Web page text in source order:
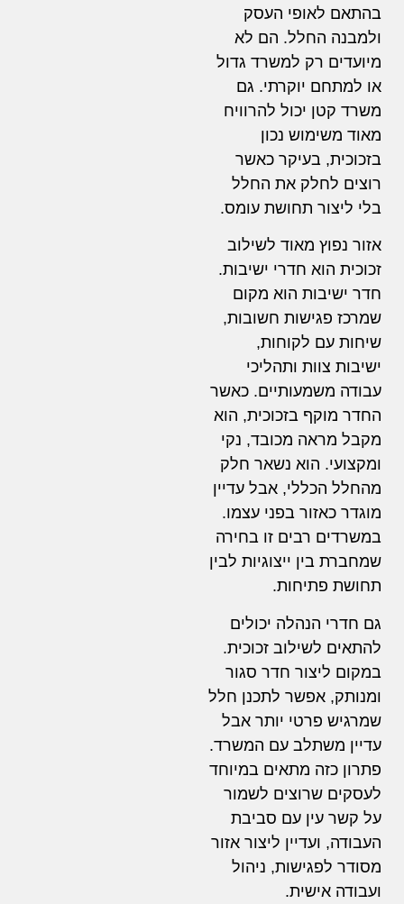
בהתאם לאופי העסק
ולמבנה החלל. הם לא
מיועדים רק למשרד גדול
או למתחם יוקרתי. גם
משרד קטן יכול להרוויח
מאוד משימוש נכון
בזכוכית, בעיקר כאשר
רוצים לחלק את החלל
בלי ליצור תחושת עומס.
אזור נפוץ מאוד לשילוב
זכוכית הוא חדרי ישיבות.
חדר ישיבות הוא מקום
שמרכז פגישות חשובות,
שיחות עם לקוחות,
ישיבות צוות ותהליכי
עבודה משמעותיים. כאשר
החדר מוקף בזכוכית, הוא
מקבל מראה מכובד, נקי
ומקצועי. הוא נשאר חלק
מהחלל הכללי, אבל עדיין
מוגדר כאזור בפני עצמו.
במשרדים רבים זו בחירה
שמחברת בין ייצוגיות לבין
תחושת פתיחות.
גם חדרי הנהלה יכולים
להתאים לשילוב זכוכית.
במקום ליצור חדר סגור
ומנותק, אפשר לתכנן חלל
שמרגיש פרטי יותר אבל
עדיין משתלב עם המשרד.
פתרון כזה מתאים במיוחד
לעסקים שרוצים לשמור
על קשר עין עם סביבת
העבודה, ועדיין ליצור אזור
מסודר לפגישות, ניהול
ועבודה אישית.